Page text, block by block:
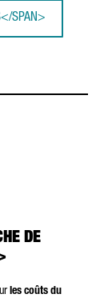
SPAN>
DE
les coûts du